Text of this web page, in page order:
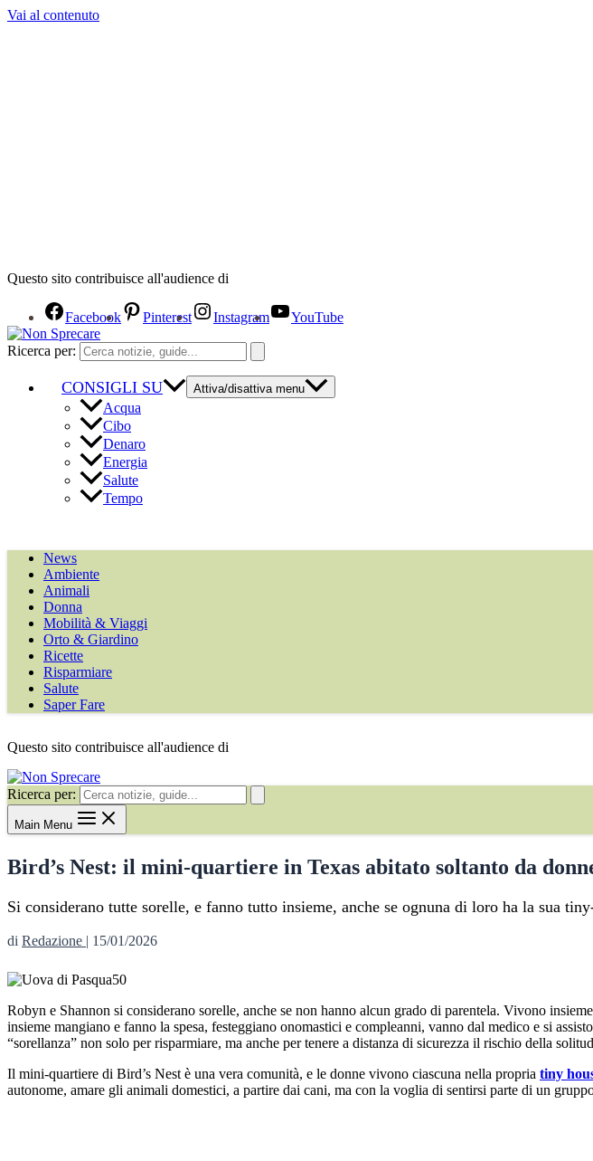
Vai al contenuto
Questo sito contribuisce all'audience di
Facebook Pinterest Instagram YouTube
Ricerca per:
CONSIGLI SU Attiva/disattiva menu
Acqua
Cibo
Denaro
Energia
Salute
Tempo
News
Ambiente
Animali
Donna
Mobilità & Viaggi
Orto & Giardino
Ricette
Risparmiare
Salute
Saper Fare
Questo sito contribuisce all'audience di
Ricerca per:
Main Menu
Bird’s Nest: il mini-quartiere in Texas abitato soltanto da
Si considerano tutte sorelle, e fanno tutto insieme, anche se ognuna di loro ha la sua
di Redazione | 15/01/2026
Robyn e Shannon si considerano sorelle, anche se non hanno alcun grado di parentela. Vivono
insieme mangiano e fanno la spesa, festeggiano onomastici e compleanni, vanno dal medico e si
“sorellanza” non solo per risparmiare, ma anche per tenere a distanza di sicurezza il rischio della
Il mini-quartiere di Bird’s Nest è una vera comunità, e le donne vivono ciascuna nella propria tiny
autonome, amare gli animali domestici, a partire dai cani, ma con la voglia di sentirsi parte di un